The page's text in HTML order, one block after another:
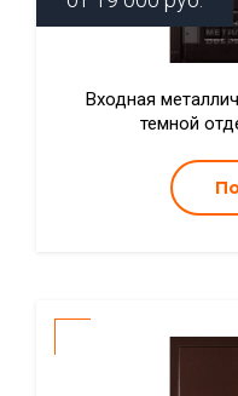
Входная
темной